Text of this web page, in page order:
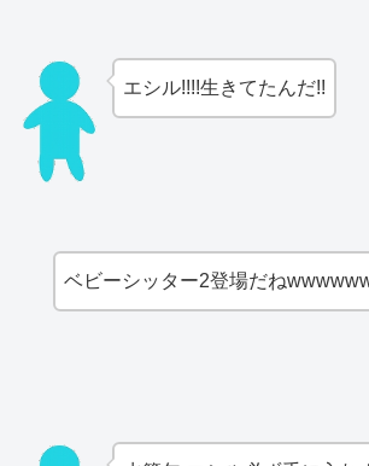
エシル!!!!生きてたんだ!!
ベビーシッター2登場だね